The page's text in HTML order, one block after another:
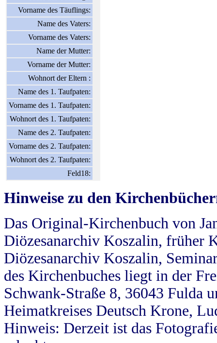
Vorname des Täuflings:
Name des Vaters:
Vorname des Vaters:
Name der Mutter:
Vorname der Mutter:
Wohnort der Eltern :
Name des 1. Taufpaten:
Vorname des 1. Taufpaten:
Wohnort des 1. Taufpaten:
Name des 2. Taufpaten:
Vorname des 2. Taufpaten:
Wohnort des 2. Taufpaten:
Feld18:
Hinweise zu den
Das Original-Kirchenbuch von
Diözesanarchiv Koszalin, früher
Diözesanarchiv Koszalin,
des Kirchenbuches liegt in der
Schwank-Straße 8, 36043 Fulda
Heimatkreises Deutsch Krone,
Hinweis: Derzeit ist das